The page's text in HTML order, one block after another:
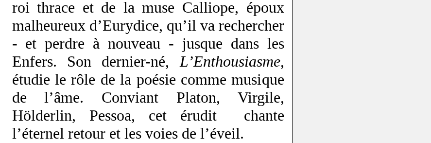
roi thrace et de la muse Calliope, époux
malheureux d’Eurydice, qu’il va rechercher
- et perdre à nouveau - jusque dans les
Enfers. Son dernier-né,L’Enthousiasme,
étudie le rôle de la poésie comme musique
de l’âme. Conviant Platon, Virgile,
Hölderlin, Pessoa, cet érudit chante
l’éternel retour et les voies de l’éveil.